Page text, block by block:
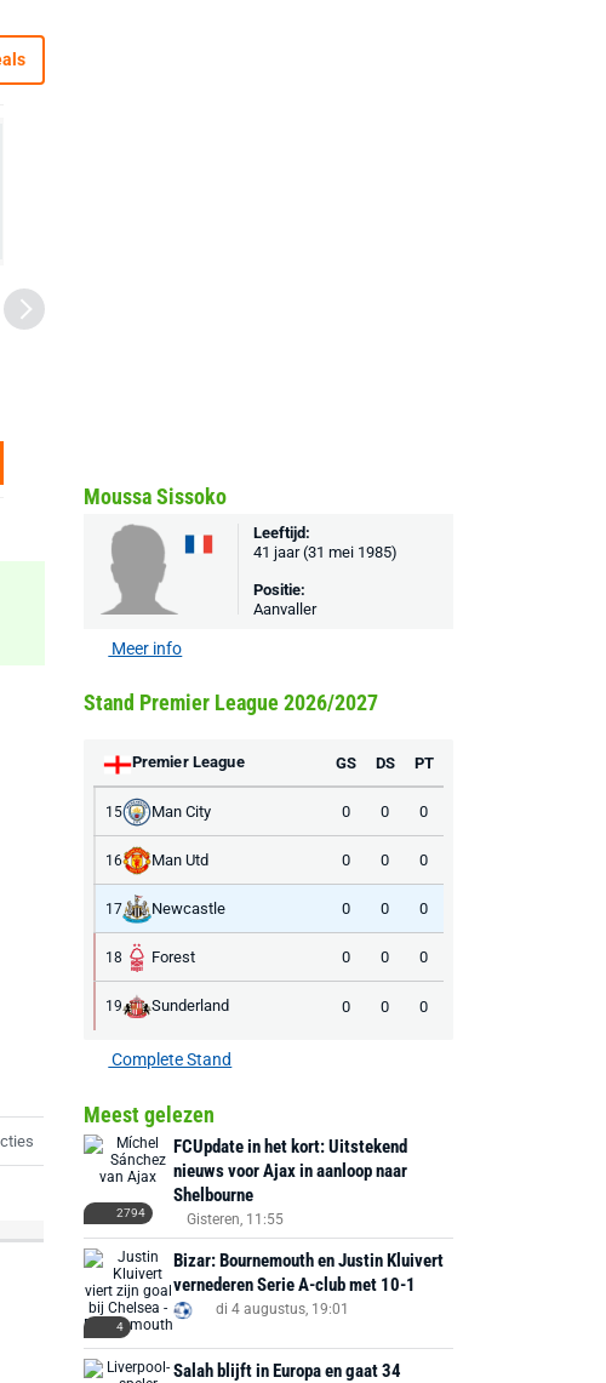
Moussa Sissoko
Leeftijd:
41 jaar (31 mei 1985)
Positie:
Aanvaller
Meer info
Stand Premier League 2026/2027
Premier League GS DS PT
15 Man City 0 0 0
16 Man Utd 0 0 0
17 Newcastle 0 0 0
18 Forest 0 0 0
19 Sunderland 0 0 0
Complete Stand
Meest gelezen
2794
FCUpdate in het kort: Uitstekend
nieuws voor Ajax in aanloop naar
Shelbourne
Gisteren, 11:55
4
Bizar: Bournemouth en Justin Kluivert
vernederen Serie A-club met 10-1
di 4 augustus, 19:01
Salah blijft in Europa en gaat 34